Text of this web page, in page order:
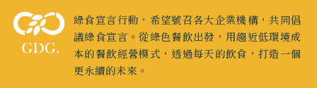
綠食宣言行動，希望號召各大企業機構，共同倡
議綠食宣言。從綠色餐飲出發，用趨近低環境成
本的餐飲經營模式，透過每天的飲食，打造一個
更永續的未來。